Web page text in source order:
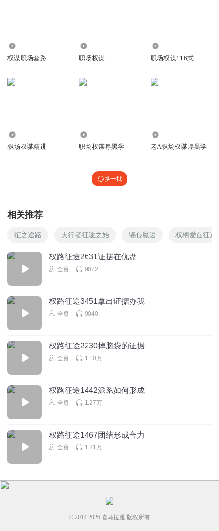
权谋职场套路 职场权谋 职场权谋116式
职场权谋精讲 职场权谋厚黑学 老A职场权谋厚黑学
换一批
相关推荐
征之途路 天行者征途之始 链心魔途 权柄爱在征途
权路征途2631证据在优盘
全勇 9072
权路征途3451拿出证据办我
全勇 9040
权路征途2230掉脑袋的证据
全勇 1.10万
权路征途1442派系如何形成
全勇 1.27万
权路征途1467团结形成合力
全勇 1.21万
© 2014-2026 喜马拉雅 版权所有